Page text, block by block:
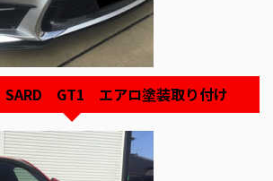
GT1 エアロ塗装取り付け